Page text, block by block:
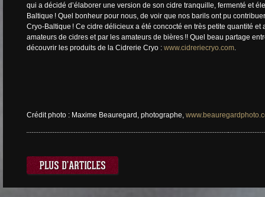
qui a décidé d’élaborer une version de son cidre tranquille, fermenté et
Baltique ! Quel bonheur pour nous, de voir que nos barils ont pu
Cryo-Baltique ! Ce cidre délicieux a été concocté en très petite quantité
amateurs de cidres et par les amateurs de bières !! Quel beau partage
découvrir les produits de la Cidrerie Cryo : www.cidreriecryo.com
Crédit photo : Maxime Beauregard, photographe,